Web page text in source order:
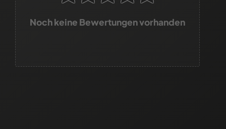
Noch keine Bewertungen vorhanden